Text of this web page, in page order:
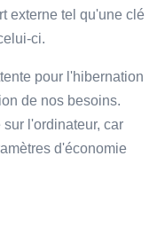
externe tel qu'une clé
ci.
pour l'hibernation
de nos besoins.
l'ordinateur, car
d'économie